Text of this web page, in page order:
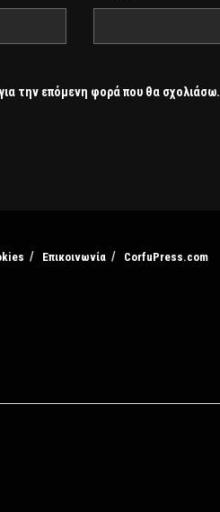
την επόμενη φορά που θα σχολιάσω.
Επικοινωνία CorfuPress.com